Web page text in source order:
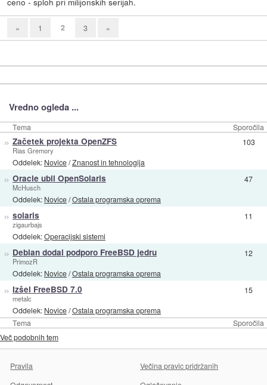
« 1 2 3 »
Vredno ogleda ...
Tema Sporočila
Tema Sporočila
» Začetek projekta OpenZFS
Rias Gremory
Oddelek: Novice/Znanost in tehnologija
103
» Oracle ubil OpenSolaris
McHusch
Oddelek: Novice/Ostala programska oprema
47
» solaris
zigaurbajs
Oddelek:Operacijski sistemi
11
» Debian dodal podporo FreeBSD jedru
PrimozR
Oddelek: Novice/Ostala programska oprema
12
» Izšel FreeBSD 7.0
metalc
Oddelek: Novice/Ostala programska oprema
15
Več podobnih tem
Pravila
Večina pravic pridržanih